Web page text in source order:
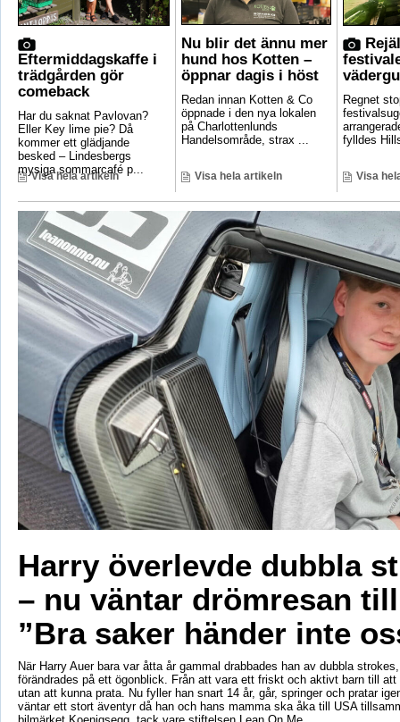
Eftermiddagskaffe i
trädgården gör
comeback
Har du saknat Pavlovan?
Eller Key lime pie? Då
kommer ett glädjande
besked – Lindesbergs
mysiga sommarcafé p...
Visa hela artikeln
Nu blir det ännu mer
hund hos Kotten –
öppnar dagis i höst
Redan innan Kotten & Co
öppnade i den nya lokalen
på Charlottenlunds
Handelsområde, strax ...
Visa hela artikeln
Regnet
fylldes
Visa
Harry överlevde dubbla
– nu väntar drömresan
”Bra saker händer inte
När Harry Auer bara var åtta år gammal drabbades han av dubbla
förändrades på ett ögonblick. Från att vara ett friskt och aktivt barn till
utan att kunna prata. Nu fyller han snart 14 år, går, springer och pratar
väntar ett stort äventyr då han och hans mamma ska åka till USA